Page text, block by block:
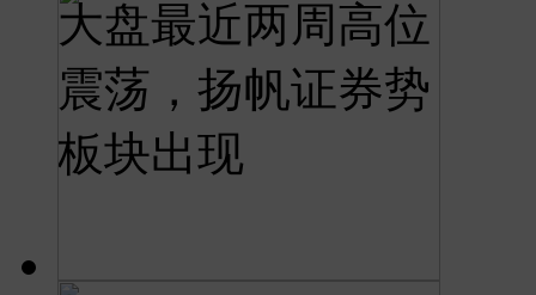
大盘最近两周高位
震荡，扬帆证券势
板块出现